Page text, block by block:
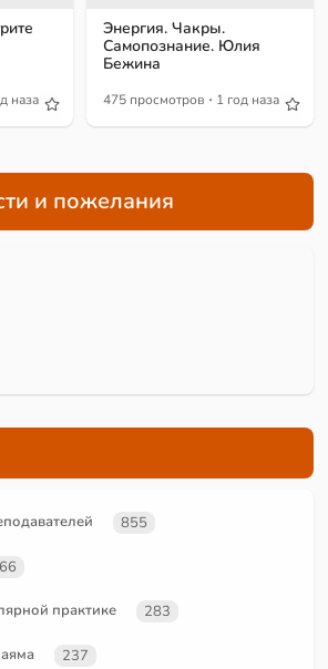
назад
Энергия. Чакры.
Самопознание. Юлия
Бежина
475 просмотров · 1 год назад
и пожелания
855
66
практике 283
237